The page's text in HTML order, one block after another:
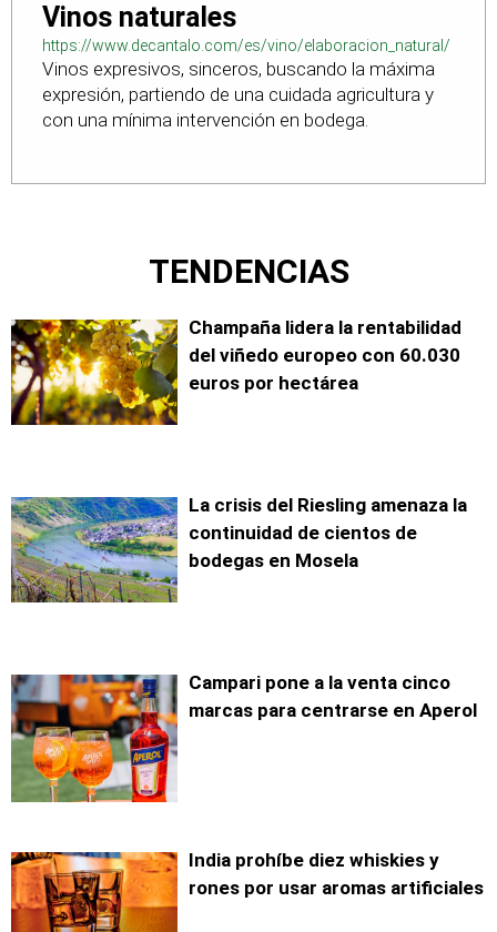
Vinos naturales
https://www.decantalo.com/es/vino/elaboracion_natural/
Vinos expresivos, sinceros, buscando la máxima
expresión, partiendo de una cuidada agricultura y
con una mínima intervención en bodega.
TENDENCIAS
Champaña lidera la rentabilidad
del viñedo europeo con 60.030
euros por hectárea
La crisis del Riesling amenaza la
continuidad de cientos de
bodegas en Mosela
Campari pone a la venta cinco
marcas para centrarse en Aperol
India prohíbe diez whiskies y
rones por usar aromas artificiales